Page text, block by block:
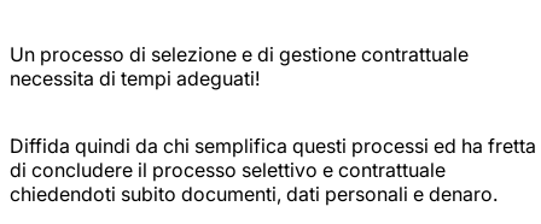
Un processo di selezione e di gestione contrattuale
necessita di tempi adeguati!
Diffida quindi da chi semplifica questi processi ed ha fretta
di concludere il processo selettivo e contrattuale
chiedendoti subito documenti, dati personali e denaro.